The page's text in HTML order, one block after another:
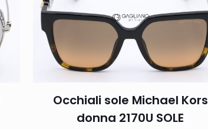
Occhiali sole Michael Kors
donna 2170U SOLE